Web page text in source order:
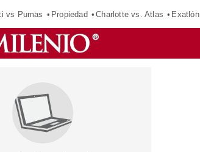
vs Pumas Propiedad Charlotte vs. Atlas Exatlón